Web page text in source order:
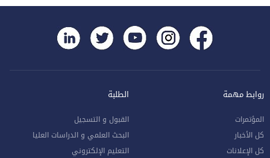
روابط مهمة
المؤتمرات
كل الأخبار
كل الإعلانات
الطلبة
القبول و التسجيل
البحث العلمي و الدراسات العليا
التعليم الإلكتروني